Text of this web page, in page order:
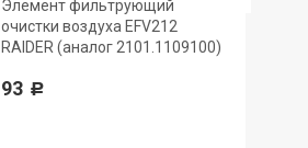
Элемент фильтрующий
очистки воздуха EFV212
RAIDER (аналог 2101.1109100)
93 Р